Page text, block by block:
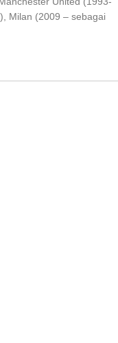
Milan (2009 – sebagai